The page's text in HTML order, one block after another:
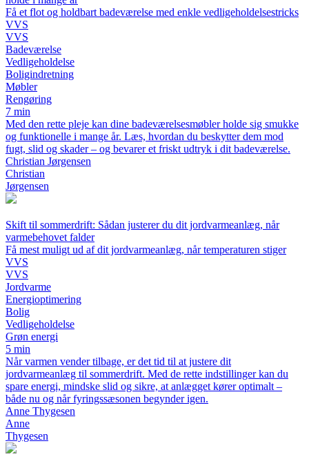
Få et flot og holdbart badeværelse med enkle vedligeholdelsestricks
VVS
VVS
Badeværelse
Vedligeholdelse
Boligindretning
Møbler
Rengøring
7 min
Med den rette pleje kan dine badeværelsesmøbler holde sig smukke
og funktionelle i mange år. Læs, hvordan du beskytter dem mod
fugt, slid og skader – og bevarer et friskt udtryk i dit badeværelse.
Christian Jørgensen
Christian
Jørgensen
Skift til sommerdrift: Sådan justerer du dit jordvarmeanlæg, når
varmebehovet falder
Få mest muligt ud af dit jordvarmeanlæg, når temperaturen stiger
VVS
VVS
Jordvarme
Energioptimering
Bolig
Vedligeholdelse
Grøn energi
5 min
Når varmen vender tilbage, er det tid til at justere dit
jordvarmeanlæg til sommerdrift. Med de rette indstillinger kan du
spare energi, mindske slid og sikre, at anlægget kører optimalt –
både nu og når fyringssæsonen begynder igen.
Anne Thygesen
Anne
Thygesen